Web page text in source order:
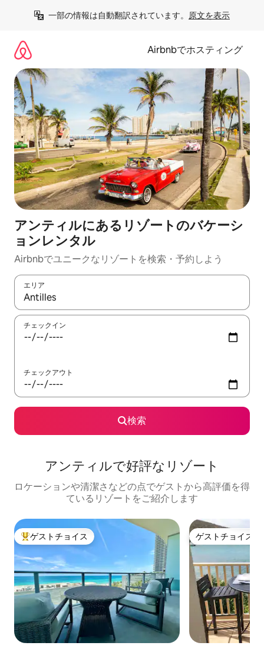
一部の情報は自動翻訳されています。 原文を表示
Airbnbでホスティング
アンティルにあるリゾートのバケーシ
ョンレンタル
Airbnbでユニークなリゾートを検索・予約しよう
エリア
検索結果が表示されたら、上下の矢印キーを使って移動するか
チェックイン
チェックアウト
検索
アンティルで好評なリゾート
ロケーションや清潔さなどの点でゲストから高評価を得
ているリゾートをご紹介します
大好評のゲストチョイスです。
ゲストチョイス ゲストチョイス
ゲストチョイス